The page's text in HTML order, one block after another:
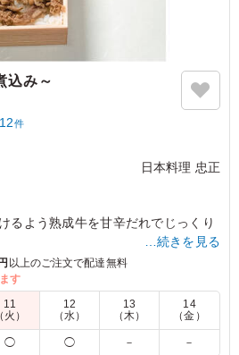
込み～
件
日本料理 忠正
るよう熟成牛を甘辛だれでじっくり
丁寧にお料理を盛り込み、食べ応
ぷり乗っていて、おかずの彩りも
…続きを見る
以上のご注文で配達無料
す
11
（火）
12
（水）
13
（木）
14
（金）
◯ ◯ － －